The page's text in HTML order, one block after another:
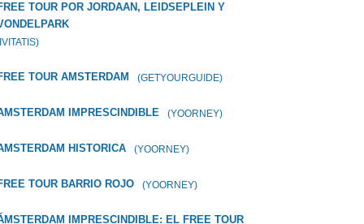
TOUR POR JORDAAN, LEIDSEPLEIN Y
TOUR AMSTERDAM (GETYOURGUIDE)
IMPRESCINDIBLE (YOORNEY)
HISTORICA (YOORNEY)
TOUR BARRIO ROJO (YOORNEY)
IMPRESCINDIBLE: EL FREE TOUR